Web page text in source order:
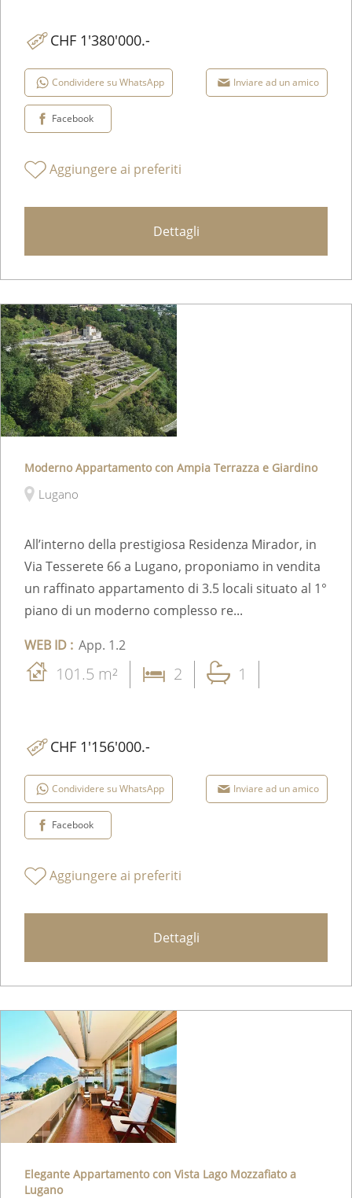
CHF 1'380'000.-
Condividere su WhatsApp Inviare ad un amico
Facebook
Aggiungere ai preferiti
Dettagli
Moderno Appartamento con Ampia Terrazza e Giardino
Lugano
All’interno della prestigiosa Residenza Mirador, in
Via Tesserete 66 a Lugano, proponiamo in vendita
un raffinato appartamento di 3.5 locali situato al 1°
piano di un moderno complesso re...
WEB ID : App. 1.2
101.5 m² 2 1
CHF 1'156'000.-
Condividere su WhatsApp Inviare ad un amico
Facebook
Aggiungere ai preferiti
Dettagli
Elegante Appartamento con Vista Lago Mozzafiato a
Lugano